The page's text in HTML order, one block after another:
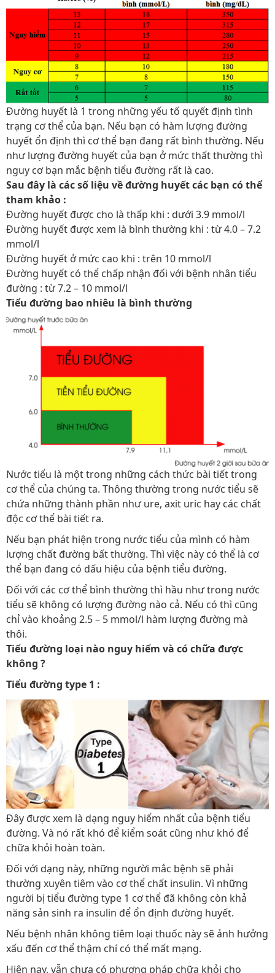
Đường huyết là 1 trong những yếu tố quyết định tình
trạng cơ thể của bạn. Nếu bạn có hàm lượng đường
huyết ổn định thì cơ thể bạn đang rất bình thường. Nếu
như lượng đường huyết của bạn ở mức thất thường thì
nguy cơ bạn mắc bệnh tiểu đường rất là cao.
Sau đây là các số liệu về đường huyết các bạn có thể
tham khảo :
Đường huyết được cho là thấp khi : dưới 3.9 mmol/l
Đường huyết được xem là bình thường khi : từ 4.0 – 7.2
mmol/l
Đường huyết ở mức cao khi : trên 10 mmol/l
Đường huyết có thể chấp nhận đối với bệnh nhân tiểu
đường : từ 7.2 – 10 mmol/l
Tiểu đường bao nhiêu là bình thường
Nước tiểu là một trong những cách thức bài tiết trong
cơ thể của chúng ta. Thông thường trong nước tiểu sẽ
chứa những thành phần như ure, axit uric hay các chất
độc cơ thể bài tiết ra.
Nếu bạn phát hiện trong nước tiểu của mình có hàm
lượng chất đường bất thường. Thì việc này có thể là cơ
thể bạn đang có dấu hiệu của bệnh tiểu đường.
Đối với các cơ thể bình thường thì hầu như trong nước
tiểu sẽ không có lượng đường nào cả. Nếu có thì cũng
chỉ vào khoảng 2.5 – 5 mmol/l hàm lượng đường mà
thôi.
Tiểu đường loại nào nguy hiểm và có chữa được
không ?
Tiểu đường type 1 :
Đây được xem là dạng nguy hiểm nhất của bệnh tiểu
đường. Và nó rất khó để kiểm soát cũng như khó để
chữa khỏi hoàn toàn.
Đối với dạng này, những người mắc bệnh sẽ phải
thường xuyên tiêm vào cơ thể chất insulin. Vì những
người bị tiểu đường type 1 cơ thể đã không còn khả
năng sản sinh ra insulin để ổn định đường huyết.
Nếu bệnh nhân không tiêm loại thuốc này sẽ ảnh hưởng
xấu đến cơ thể thậm chí có thể mất mạng.
Hiện nay, vẫn chưa có phương pháp chữa khỏi cho